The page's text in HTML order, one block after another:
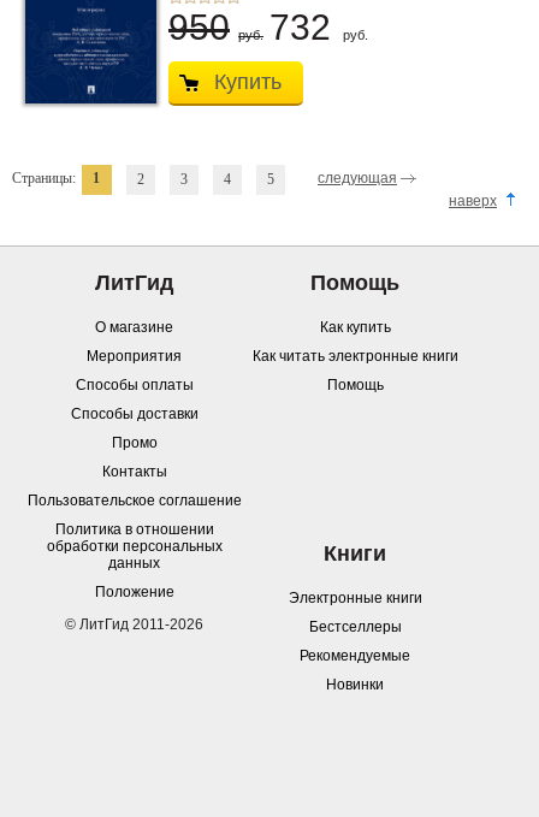
А.И.
950 руб. 732 руб.
Купить
Страницы: 1 2 3 4 5
следующая
наверх
ЛитГид
О магазине
Мероприятия
Способы оплаты
Способы доставки
Промо
Контакты
Пользовательское соглашение
Политика в отношении
обработки персональных
данных
Положение
© ЛитГид 2011-2026
Помощь
Как купить
Как читать электронные книги
Помощь
Книги
Электронные книги
Бестселлеры
Рекомендуемые
Новинки